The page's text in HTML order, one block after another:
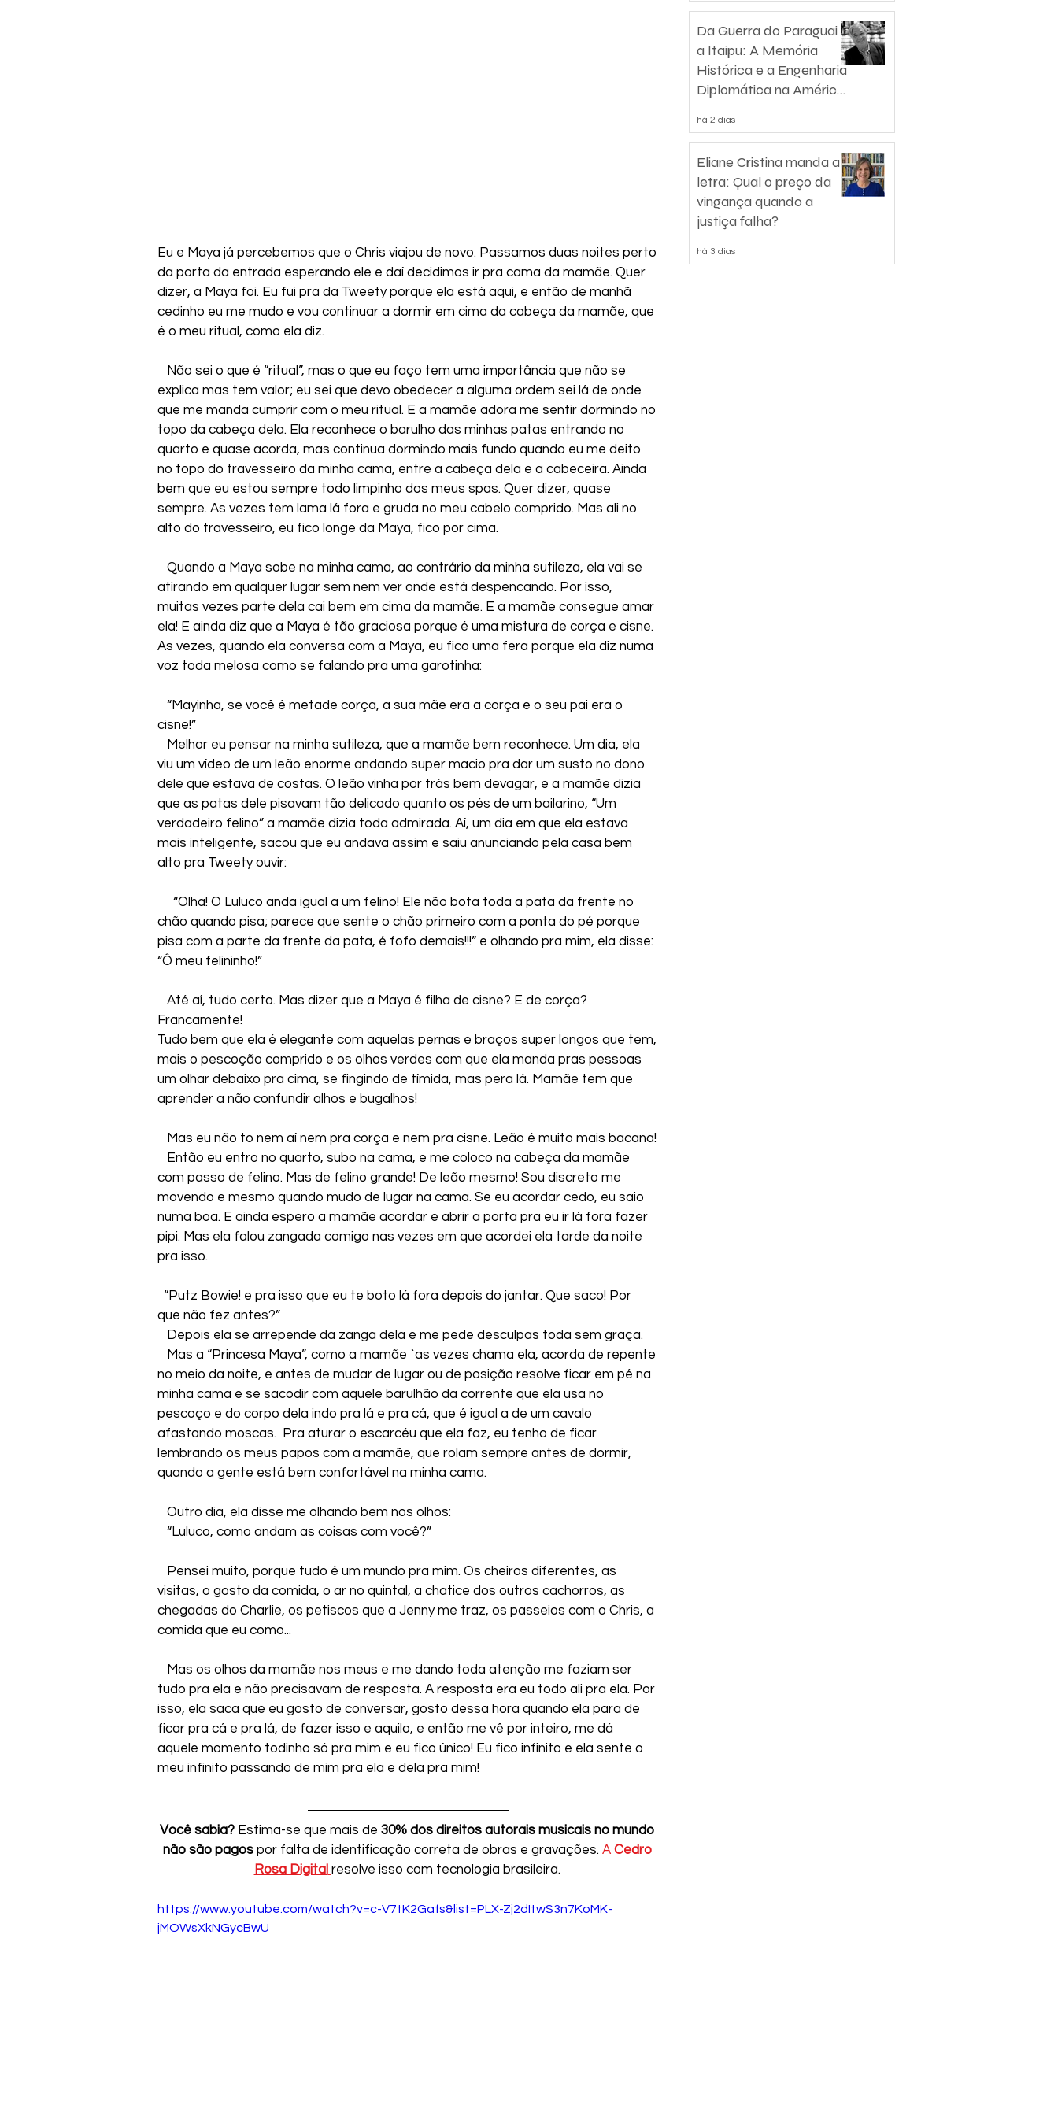
Eu e Maya já percebemos que o Chris viajou de novo. Passamos duas noites perto
da porta da entrada esperando ele e daí decidimos ir pra cama da mamãe. Quer
dizer, a Maya foi. Eu fui pra da Tweety porque ela está aqui, e então de manhã
cedinho eu me mudo e vou continuar a dormir em cima da cabeça da mamãe, que
é o meu ritual, como ela diz.
Não sei o que é “ritual”, mas o que eu faço tem uma importância que não se
explica mas tem valor; eu sei que devo obedecer a alguma ordem sei lá de onde
que me manda cumprir com o meu ritual. E a mamãe adora me sentir dormindo no
topo da cabeça dela. Ela reconhece o barulho das minhas patas entrando no
quarto e quase acorda, mas continua dormindo mais fundo quando eu me deito
no topo do travesseiro da minha cama, entre a cabeça dela e a cabeceira. Ainda
bem que eu estou sempre todo limpinho dos meus spas. Quer dizer, quase
sempre. As vezes tem lama lá fora e gruda no meu cabelo comprido. Mas ali no
alto do travesseiro, eu fico longe da Maya, fico por cima.
Quando a Maya sobe na minha cama, ao contrário da minha sutileza, ela vai se
atirando em qualquer lugar sem nem ver onde está despencando. Por isso,
muitas vezes parte dela cai bem em cima da mamãe. E a mamãe consegue amar
ela! E ainda diz que a Maya é tão graciosa porque é uma mistura de corça e cisne.
As vezes, quando ela conversa com a Maya, eu fico uma fera porque ela diz numa
voz toda melosa como se falando pra uma garotinha:
“Mayinha, se você é metade corça, a sua mãe era a corça e o seu pai era o
cisne!”
Melhor eu pensar na minha sutileza, que a mamãe bem reconhece. Um dia, ela
viu um vídeo de um leão enorme andando super macio pra dar um susto no dono
dele que estava de costas. O leão vinha por trás bem devagar, e a mamãe dizia
que as patas dele pisavam tão delicado quanto os pés de um bailarino, “Um
verdadeiro felino” a mamãe dizia toda admirada. Aí, um dia em que ela estava
mais inteligente, sacou que eu andava assim e saiu anunciando pela casa bem
alto pra Tweety ouvir:
“Olha! O Luluco anda igual a um felino! Ele não bota toda a pata da frente no
chão quando pisa; parece que sente o chão primeiro com a ponta do pé porque
pisa com a parte da frente da pata, é fofo demais!!!” e olhando pra mim, ela disse:
“Ô meu felininho!”
Até aí, tudo certo. Mas dizer que a Maya é filha de cisne? E de corça?
Francamente!
Tudo bem que ela é elegante com aquelas pernas e braços super longos que tem,
mais o pescoção comprido e os olhos verdes com que ela manda pras pessoas
um olhar debaixo pra cima, se fingindo de tímida, mas pera lá. Mamãe tem que
aprender a não confundir alhos e bugalhos!
Mas eu não to nem aí nem pra corça e nem pra cisne. Leão é muito mais bacana!
Então eu entro no quarto, subo na cama, e me coloco na cabeça da mamãe
com passo de felino. Mas de felino grande! De leão mesmo! Sou discreto me
movendo e mesmo quando mudo de lugar na cama. Se eu acordar cedo, eu saio
numa boa. E ainda espero a mamãe acordar e abrir a porta pra eu ir lá fora fazer
pipi. Mas ela falou zangada comigo nas vezes em que acordei ela tarde da noite
pra isso.
“Putz Bowie! e pra isso que eu te boto lá fora depois do jantar. Que saco! Por
que não fez antes?”
Depois ela se arrepende da zanga dela e me pede desculpas toda sem graça.
Mas a “Princesa Maya”, como a mamãe `as vezes chama ela, acorda de repente
no meio da noite, e antes de mudar de lugar ou de posição resolve ficar em pé na
minha cama e se sacodir com aquele barulhão da corrente que ela usa no
pescoço e do corpo dela indo pra lá e pra cá, que é igual a de um cavalo
afastando moscas.  Pra aturar o escarcéu que ela faz, eu tenho de ficar
lembrando os meus papos com a mamãe, que rolam sempre antes de dormir,
quando a gente está bem confortável na minha cama.
Outro dia, ela disse me olhando bem nos olhos:
“Luluco, como andam as coisas com você?”
Pensei muito, porque tudo é um mundo pra mim. Os cheiros diferentes, as
visitas, o gosto da comida, o ar no quintal, a chatice dos outros cachorros, as
chegadas do Charlie, os petiscos que a Jenny me traz, os passeios com o Chris, a
comida que eu como...
Mas os olhos da mamãe nos meus e me dando toda atenção me faziam ser
tudo pra ela e não precisavam de resposta. A resposta era eu todo ali pra ela. Por
isso, ela saca que eu gosto de conversar, gosto dessa hora quando ela para de
ficar pra cá e pra lá, de fazer isso e aquilo, e então me vê por inteiro, me dá
aquele momento todinho só pra mim e eu fico único! Eu fico infinito e ela sente o
meu infinito passando de mim pra ela e dela pra mim!
Você sabia? Estima-se que mais de 30% dos direitos autorais musicais no mundo
não são pagos por falta de identificação correta de obras e gravações. A Cedro
Rosa Digital resolve isso com tecnologia brasileira.
https://www.youtube.com/watch?v=c-V7tK2Gafs&list=PLX-Zj2dItwS3n7KoMK-
jMOWsXkNGycBwU
Da Guerra do Paraguai
a Itaipu: A Memória
Histórica e a Engenharia
Diplomática na América
há 2 dias
Eliane Cristina manda a
letra: Qual o preço da
vingança quando a
justiça falha?
há 3 dias